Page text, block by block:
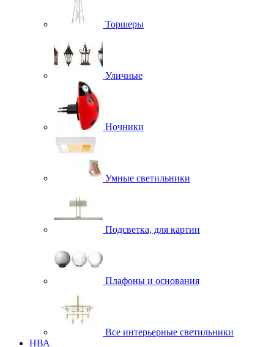
Торшеры
Уличные
Ночники
Умные светильники
Подсветка, для картин
Плафоны и основания
Все интерьерные светильники
НВА